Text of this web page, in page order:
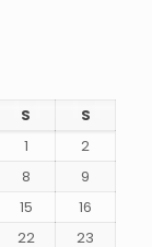
S
S
1
2
8
9
15
16
22
23